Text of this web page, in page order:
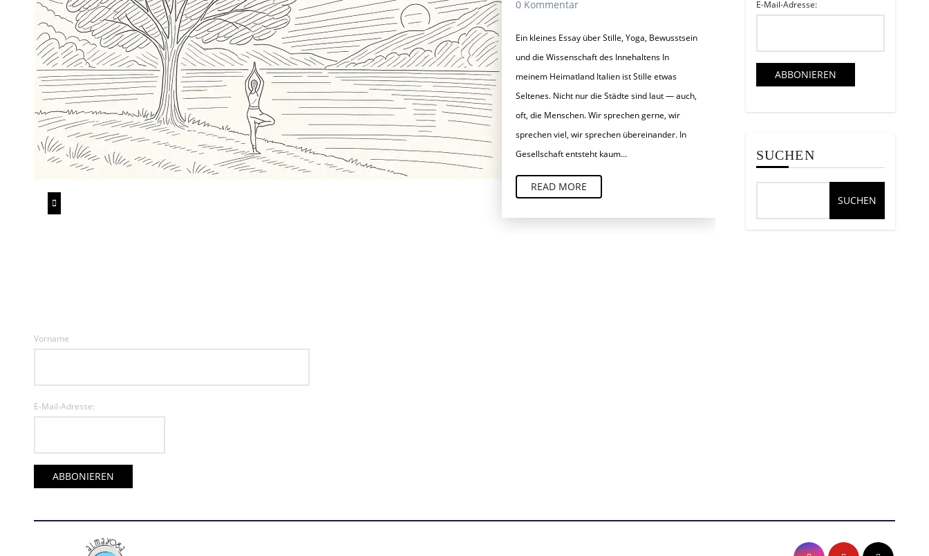
0 Kommentar
Ein kleines Essay über Stille, Yoga, Bewusstsein
und die Wissenschaft des Innehaltens In
meinem Heimatland Italien ist Stille etwas
Seltenes. Nicht nur die Städte sind laut — auch,
oft, die Menschen. Wir sprechen gerne, wir
sprechen viel, wir sprechen übereinander. In
Gesellschaft entsteht kaum…
READ MORE
E-Mail-Adresse:
SUCHEN
SUCHEN
Vorname
E-Mail-Adresse: